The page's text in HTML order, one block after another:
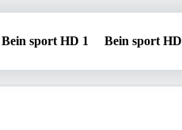
Bein sport HD
Bein sport HD 1